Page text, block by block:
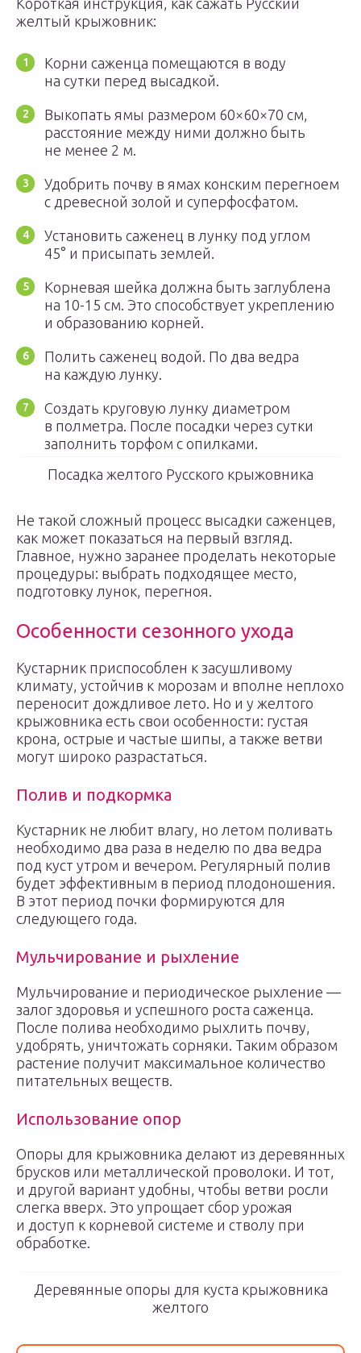
Короткая инструкция, как сажать Русский
желтый крыжовник:
Корни саженца помещаются в воду
на сутки перед высадкой.
Выкопать ямы размером 60×60×70 см,
расстояние между ними должно быть
не менее 2 м.
Удобрить почву в ямах конским перегноем
с древесной золой и суперфосфатом.
Установить саженец в лунку под углом
45° и присыпать землей.
Корневая шейка должна быть заглублена
на 10-15 см. Это способствует укреплению
и образованию корней.
Полить саженец водой. По два ведра
на каждую лунку.
Создать круговую лунку диаметром
в полметра. После посадки через сутки
заполнить торфом с опилками.
Посадка желтого Русского крыжовника
Не такой сложный процесс высадки саженцев,
как может показаться на первый взгляд.
Главное, нужно заранее проделать некоторые
процедуры: выбрать подходящее место,
подготовку лунок, перегноя.
Особенности сезонного ухода
Кустарник приспособлен к засушливому
климату, устойчив к морозам и вполне неплохо
переносит дождливое лето. Но и у желтого
крыжовника есть свои особенности: густая
крона, острые и частые шипы, а также ветви
могут широко разрастаться.
Полив и подкормка
Кустарник не любит влагу, но летом поливать
необходимо два раза в неделю по два ведра
под куст утром и вечером. Регулярный полив
будет эффективным в период плодоношения.
В этот период почки формируются для
следующего года.
Мульчирование и рыхление
Мульчирование и периодическое рыхление —
залог здоровья и успешного роста саженца.
После полива необходимо рыхлить почву,
удобрять, уничтожать сорняки. Таким образом
растение получит максимальное количество
питательных веществ.
Использование опор
Опоры для крыжовника делают из деревянных
брусков или металлической проволоки. И тот,
и другой вариант удобны, чтобы ветви росли
слегка вверх. Это упрощает сбор урожая
и доступ к корневой системе и стволу при
обработке.
Деревянные опоры для куста крыжовника
желтого